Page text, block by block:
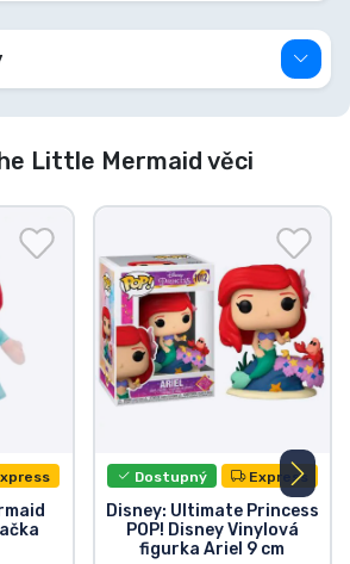
Little Mermaid věci
Dostupný Express
Disney: Ultimate Princess
POP! Disney Vinylová
figurka Ariel 9 cm